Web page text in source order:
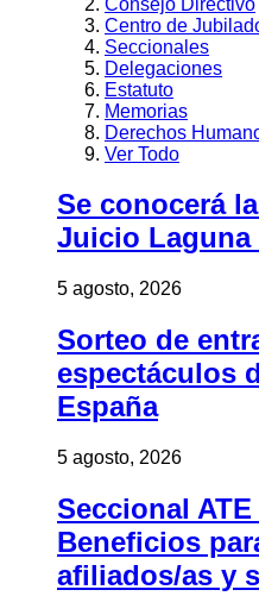
Centro de
Seccionales
Delegaciones
Estatuto
Memorias
Derechos
Ver Todo
Se conocerá
Juicio Laguna
5 agosto, 2026
Sorteo de
espectáculos
España
5 agosto, 2026
Seccional
Beneficios
afiliados/as y